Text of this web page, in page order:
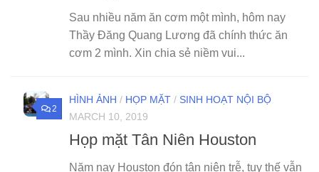
Sau nhiều năm ăn cơm một mình, hôm nay
Thầy Đăng Quang Lương đã chính thức ăn
cơm 2 mình. Xin chia sẻ niềm vui...
2
HÌNH ẢNH / HỌP MẶT / SINH HOẠT NỘI BỘ
MARCH 10, 2019
Họp mặt Tân Niên Houston
Năm nay Houston đón tân niên trễ, tuy thế vẫn